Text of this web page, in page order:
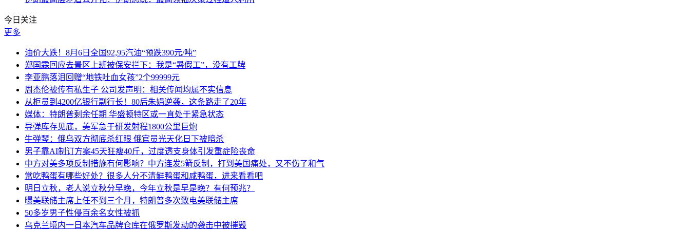
今日关注
更多
油价大跌！8月6日全国92,95汽油“预跌390元/吨”
郑国霖回应去景区上班被保安拦下：我是“暑假工”，没有工牌
李亚鹏落泪回赠“地铁吐血女孩”2个99999元
周杰伦被传有私生子 公司发声明：相关传闻均属不实信息
从柜员到4200亿银行副行长！80后朱娟逆袭，这条路走了20年
媒体：特朗普剩余任期 华盛顿特区或一直处于紧急状态
导弹库存见底，美军急于研发射程1800公里巨炮
牛弹琴：俄乌双方彻底杀红眼 俄官员光天化日下被暗杀
男子靠AI制订方案45天狂瘦40斤，过度透支身体引发重症险丧命
中方对美多项反制措施有何影响？中方连发5箭反制，打到美国痛处，又不伤了和气
常吃鸭蛋有哪些好处？很多人分不清鲜鸭蛋和咸鸭蛋，进来看看吧
明日立秋，老人说立秋分早晚，今年立秋是早是晚？有何预兆？
曝美联储主席上任不到三个月，特朗普多次致电美联储主席
50多岁男子性侵百余名女性被抓
乌克兰境内一日本汽车品牌仓库在俄罗斯发动的袭击中被摧毁